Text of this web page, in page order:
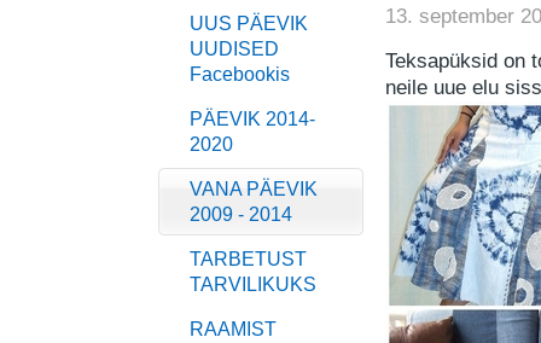
UUS PÄEVIK
UUDISED
Facebookis
PÄEVIK 2014-
2020
VANA PÄEVIK
2009 - 2014
TARBETUST
TARVILIKUKS
RAAMIST
13. september
Teksapüksid on
neile uue elu